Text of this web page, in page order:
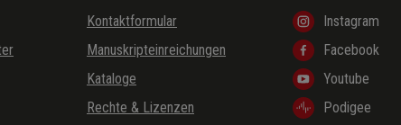
Kontaktformular
Manuskripteinreichungen
Kataloge
Rechte & Lizenzen
Instagram
Facebook
Youtube
Podigee